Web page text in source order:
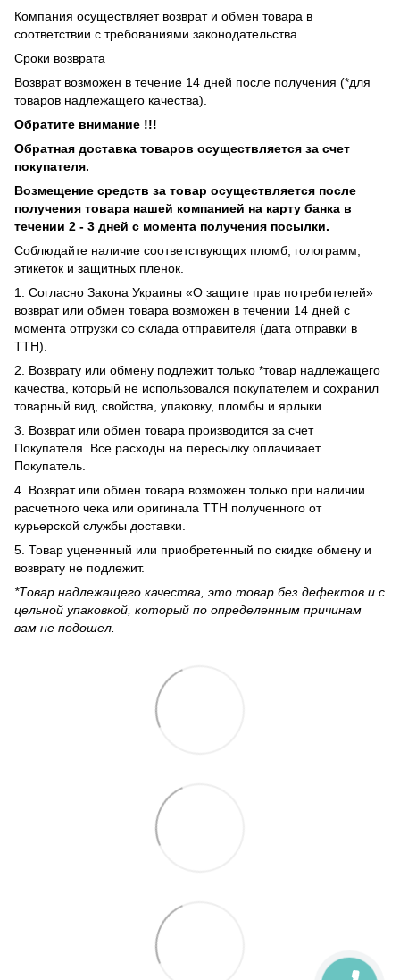
Компания осуществляет возврат и обмен товара в
соответствии с требованиями законодательства.
Сроки возврата
Возврат возможен в течение 14 дней после получения (*для
товаров надлежащего качества).
Обратите внимание !!!
Обратная доставка товаров осуществляется за счет
покупателя.
Возмещение средств за товар осуществляется после
получения товара нашей компанией на карту банка в
течении 2 - 3 дней с момента получения посылки.
Соблюдайте наличие соответствующих пломб, голограмм,
этикеток и защитных пленок.
1. Согласно Закона Украины «О защите прав потребителей»
возврат или обмен товара возможен в течении 14 дней с
момента отгрузки со склада отправителя (дата отправки в
ТТН).
2. Возврату или обмену подлежит только *товар надлежащего
качества, который не использовался покупателем и сохранил
товарный вид, свойства, упаковку, пломбы и ярлыки.
3. Возврат или обмен товара производится за счет
Покупателя. Все расходы на пересылку оплачивает
Покупатель.
4. Возврат или обмен товара возможен только при наличии
расчетного чека или оригинала ТТН полученного от
курьерской службы доставки.
5. Товар уцененный или приобретенный по скидке обмену и
возврату не подлежит.
*Товар надлежащего качества, это товар без дефектов и с
цельной упаковкой, который по определенным причинам
вам не подошел.